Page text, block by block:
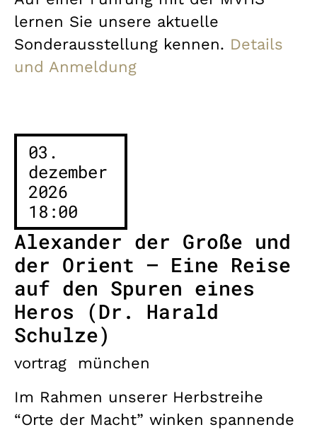
lernen Sie unsere aktuelle
Sonderausstellung kennen. Details
und Anmeldung
03.
dezember
2026
18:00
Alexander der Große und
der Orient – Eine Reise
auf den Spuren eines
Heros (Dr. Harald
Schulze)
vortrag
münchen
Im Rahmen unserer Herbstreihe
“Orte der Macht” winken spannende